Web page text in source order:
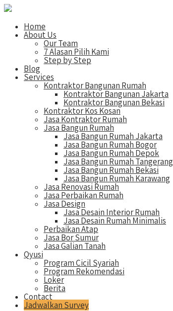
Home
About Us
Our Team
7 Alasan Pilih Kami
Step by Step
Blog
Services
Kontraktor Bangunan Rumah
Kontraktor Bangunan Jakarta
Kontraktor Bangunan Bekasi
Kontraktor Kos Kosan
Jasa Kontraktor Rumah
Jasa Bangun Rumah
Jasa Bangun Rumah Jakarta
Jasa Bangun Rumah Bogor
Jasa Bangun Rumah Depok
Jasa Bangun Rumah Tangerang
Jasa Bangun Rumah Bekasi
Jasa Bangun Rumah Karawang
Jasa Renovasi Rumah
Jasa Perbaikan Rumah
Jasa Design
Jasa Desain Interior Rumah
Jasa Desain Rumah Minimalis
Perbaikan Atap
Jasa Bor Sumur
Jasa Galian Tanah
Qyusi
Program Cicil Syariah
Program Rekomendasi
Loker
Berita
Contact
Jadwalkan Survey